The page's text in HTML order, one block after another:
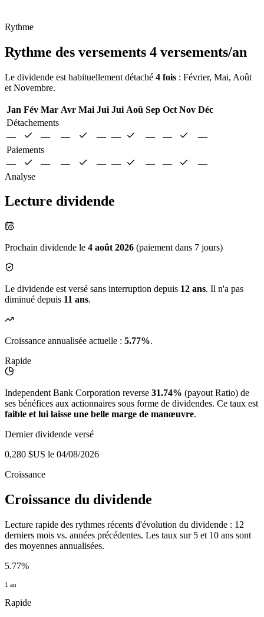
Rythme
Rythme des versements 4 versements/an
Le dividende est habituellement détaché 4 fois : Février, Mai, Août
et Novembre.
Jan Fév Mar Avr Mai Jui Jui Aoû Sep Oct Nov Déc
Détachements
—
— — — — — —
—
Paiements
—
— — — — — —
—
Analyse
Lecture dividende
Prochain dividende le 4 août 2026 (paiement dans 7 jours)
Le dividende est versé sans interruption depuis 12 ans. Il n'a pas
diminué depuis 11 ans.
Croissance annualisée actuelle : 5.77%.
Rapide
Independent Bank Corporation reverse 31.74% (payout Ratio) de
ses bénéfices aux actionnaires sous forme de dividendes. Ce taux est
faible et lui laisse une belle marge de manœuvre.
Dernier dividende versé
0,280 $US le 04/08/2026
Croissance
Croissance du dividende
Lecture rapide des rythmes récents d'évolution du dividende : 12
derniers mois vs. années précédentes. Les taux sur 5 et 10 ans sont
des moyennes annualisées.
5.77%
1 an
Rapide